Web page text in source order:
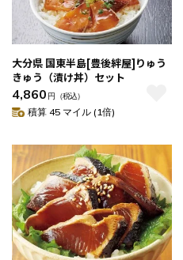
大分県 国東半島[豊後絆屋]りゅう
きゅう（漬け丼）セット
4,860 円 （税込）
積算 45 マイル (1倍)